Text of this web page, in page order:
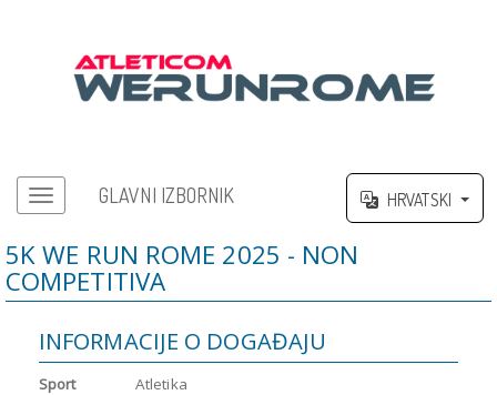
Glavni izbornikGLAVNI IZBORNIK HRVATSKI
5K WE RUN ROME 2025 - NON
COMPETITIVA
INFORMACIJE O DOGAĐAJU
Sport
Atletika